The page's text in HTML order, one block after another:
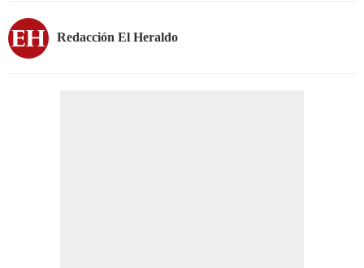
Redacción El Heraldo